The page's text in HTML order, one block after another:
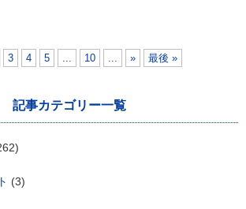
3 4 5 ... 10 ... » 最後 »
記事カテゴリー一覧
(3)